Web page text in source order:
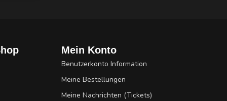
Mein Konto
Benutzerkonto Information
Meine Bestellungen
Meine Nachrichten (Tickets)